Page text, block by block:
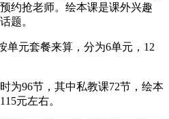
约抢老师。绘本课是课外兴趣
题。
单元套餐来算，分为6单元，12
为96节，其中私教课72节，绘本
元左右。